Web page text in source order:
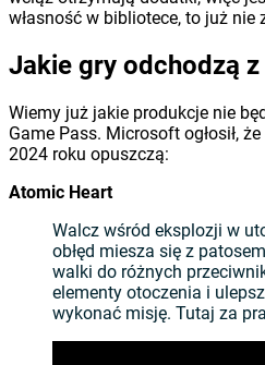
własność w bibliotece, to już nie
Jakie gry odchodzą z
Wiemy już jakie produkcje nie
Game Pass. Microsoft ogłosił,
2024 roku opuszczą:
Atomic Heart
Walcz wśród eksplozji w
obłęd miesza się z
walki do różnych
elementy otoczenia i
wykonać misję. Tutaj za